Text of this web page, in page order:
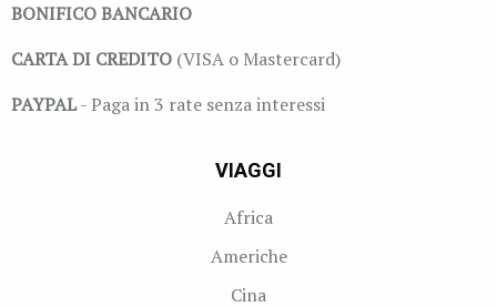
BONIFICO BANCARIO
CARTA DI CREDITO (VISA o Mastercard)
PAYPAL- Paga in 3 rate senza interessi
VIAGGI
Africa
Americhe
Cina